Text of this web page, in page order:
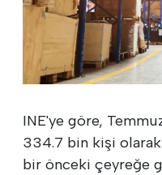
INE'ye göre,
334.7 bin kişi
bir önceki çeyreğe